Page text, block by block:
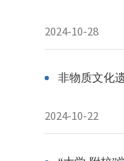
2024-10-28
非物质文化遗产在
2024-10-22